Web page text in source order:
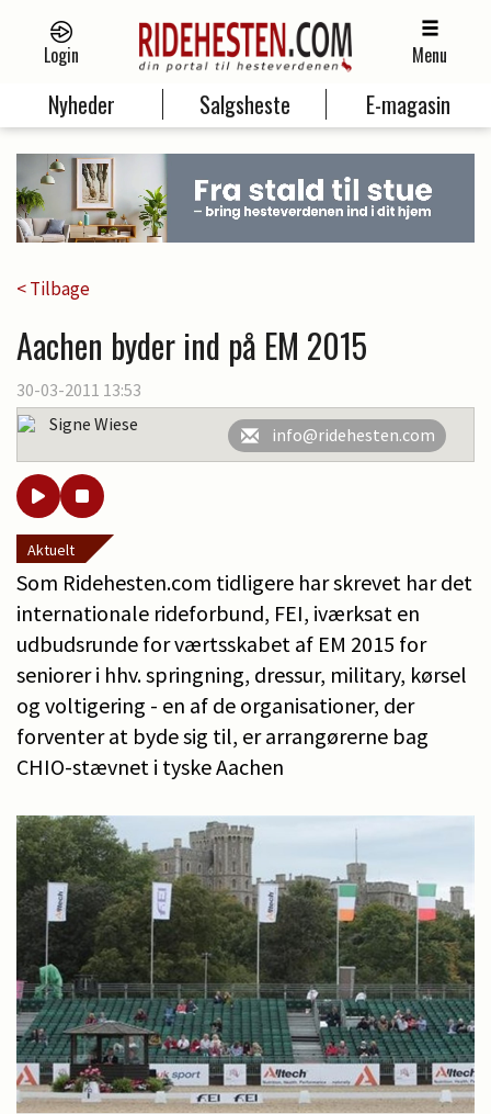
Login Menu
Nyheder Salgsheste E-magasin
< Tilbage
Aachen byder ind på EM 2015
30-03-2011 13:53
Signe Wiese
info@ridehesten.com
Aktuelt
Som Ridehesten.com tidligere har skrevet har det
internationale rideforbund, FEI, iværksat en
udbudsrunde for værtsskabet af EM 2015 for
seniorer i hhv. springning, dressur, military, kørsel
og voltigering - en af de organisationer, der
forventer at byde sig til, er arrangørerne bag
CHIO-stævnet i tyske Aachen